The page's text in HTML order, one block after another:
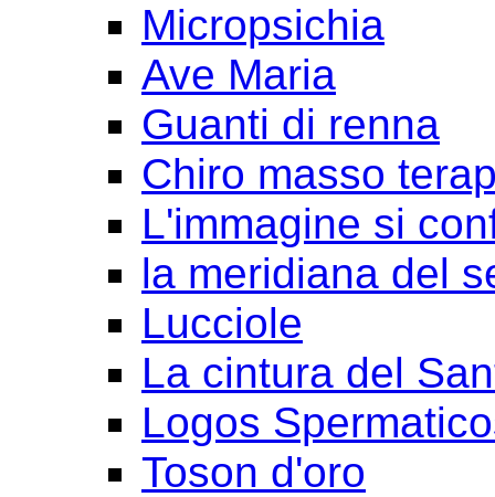
Micropsichia
Ave Maria
Guanti di renna
Chiro masso
L'immagine si
la meridiana del
Lucciole
La cintura del
Logos
Toson d'oro